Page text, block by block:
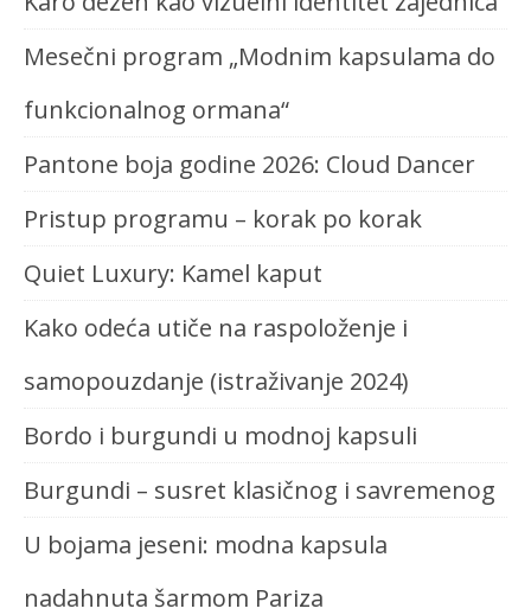
Mesečni program „Modnim kapsulama do
funkcionalnog ormana“
Pantone boja godine 2026: Cloud Dancer
Pristup programu – korak po korak
Quiet Luxury: Kamel kaput
Kako odeća utiče na raspoloženje i
samopouzdanje (istraživanje 2024)
Bordo i burgundi u modnoj kapsuli
Burgundi – susret klasičnog i savremenog
U bojama jeseni: modna kapsula
nadahnuta šarmom Pariza